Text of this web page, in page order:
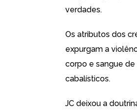
verdades.
Os atributos dos
expurgam a
corpo e sangue de
cabalísticos.
JC deixou a